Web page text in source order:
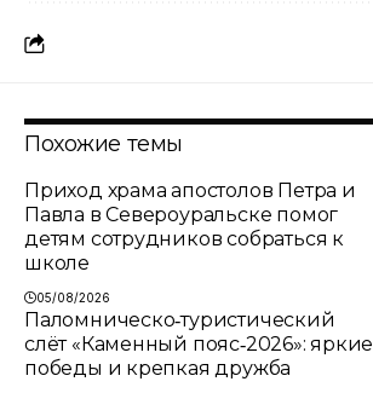
Похожие темы
Приход храма апостолов Петра и
Павла в Североуральске помог
детям сотрудников собраться к
школе
05/08/2026
Паломническо‑туристический
слёт «Каменный пояс‑2026»: яркие
победы и крепкая дружба